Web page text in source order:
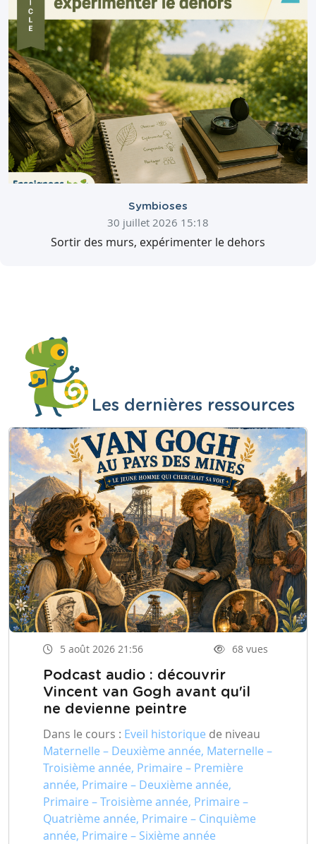
Symbioses
30 juillet 2026 15:18
Sortir des murs, expérimenter le dehors
Les dernières ressources
5 août 2026 21:56 68 vues
Podcast audio : découvrir
Vincent van Gogh avant qu'il
ne devienne peintre
Dans le cours : Eveil historique de niveau
Maternelle – Deuxième année, Maternelle –
Troisième année, Primaire – Première
année, Primaire – Deuxième année,
Primaire – Troisième année, Primaire –
Quatrième année, Primaire – Cinquième
année, Primaire – Sixième année